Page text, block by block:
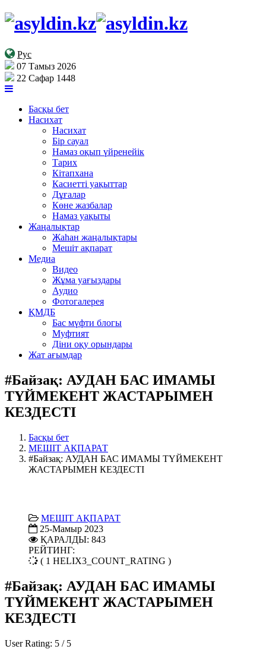
Рус
07 Тамыз 2026
22 Сафар 1448
Басқы бет
Насихат
Насихат
Бір сауал
Намаз оқып үйренейік
Тарих
Кітапхана
Касиетті уақыттар
Дұғалар
Көне жазбалар
Намаз уақыты
Жаңалықтар
Жаһан жаңалықтары
Мешіт ақпарат
Медиа
Видео
Жұма уағыздары
Аудио
Фотогалерея
ҚМДБ
Бас мүфти блогы
Муфтият
Діни оқу орындары
Жат ағымдар
#Байзақ: АУДАН БАС ИМАМЫ
ТҮЙМЕКЕНТ ЖАСТАРЫМЕН
КЕЗДЕСТІ
Басқы бет
МЕШІТ АҚПАРАТ
#Байзақ: АУДАН БАС ИМАМЫ ТҮЙМЕКЕНТ
ЖАСТАРЫМЕН КЕЗДЕСТІ
МЕШІТ АҚПАРАТ
25-Мамыр 2023
ҚАРАЛДЫ: 843
РЕЙТИНГ:
( 1 HELIX3_COUNT_RATING )
#Байзақ: АУДАН БАС ИМАМЫ
ТҮЙМЕКЕНТ ЖАСТАРЫМЕН
КЕЗДЕСТІ
User Rating: 5 / 5